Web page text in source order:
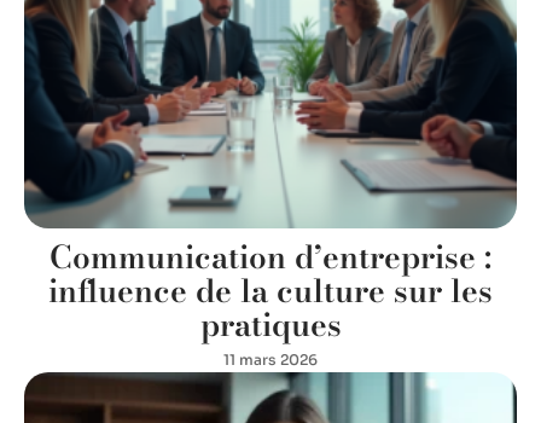
Communication d’entreprise :
influence de la culture sur les
pratiques
11 mars 2026